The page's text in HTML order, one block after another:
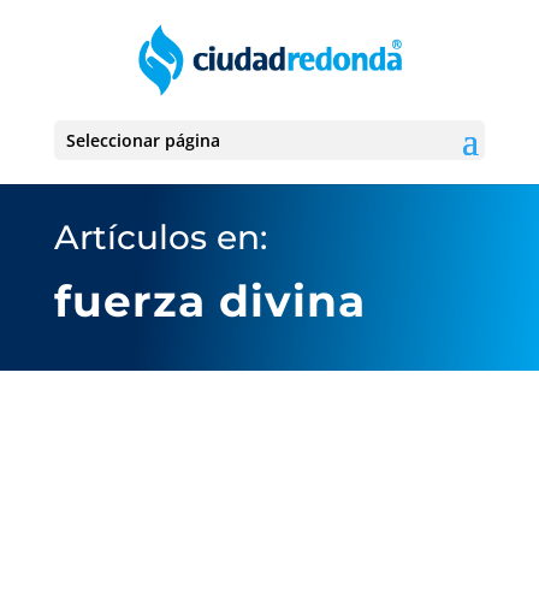
Seleccionar página
Artículos en:
fuerza divina